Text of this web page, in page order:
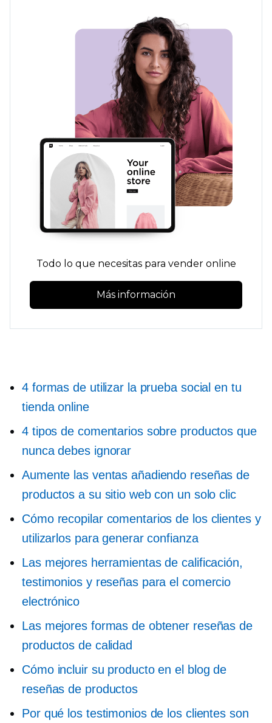
Todo lo que necesitas para vender online
Más información
4 formas de utilizar la prueba social en tu
tienda online
4 tipos de comentarios sobre productos que
nunca debes ignorar
Aumente las ventas añadiendo reseñas de
productos a su sitio web con un solo clic
Cómo recopilar comentarios de los clientes y
utilizarlos para generar confianza
Las mejores herramientas de calificación,
testimonios y reseñas para el comercio
electrónico
Las mejores formas de obtener reseñas de
productos de calidad
Cómo incluir su producto en el blog de
reseñas de productos
Por qué los testimonios de los clientes son